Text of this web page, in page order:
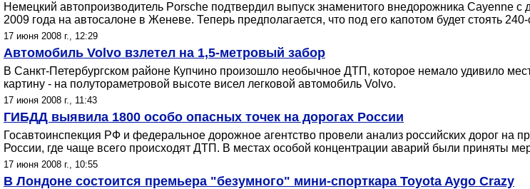
Немецкий автопроизводитель Porsche подтвердил выпуск знаменитого внедорожника Cayenne
2009 года на автосалоне в Женеве. Теперь предполагается, что под его капотом будет стоять
17 июня 2008 г., 12:29
Автомобиль Volvo взлетел на 1,5-метровый забор
В Санкт-Петербургском районе Купчино произошло необычное ДТП, которое немало удивило
картину - на полутораметровой высоте висел легковой автомобиль Volvo.
17 июня 2008 г., 11:43
ГИБДД выявила 1800 особо опасных точек на дорогах России
Госавтоинспекция РФ и федеральное дорожное агентство провели анализ российских дорог на
России, где чаще всего происходят ДТП. В местах особой концентрации аварий были приняты
17 июня 2008 г., 10:55
В Лондоне состоится премьера "безумного" мини-спорткара Toyota Aygo Crazy